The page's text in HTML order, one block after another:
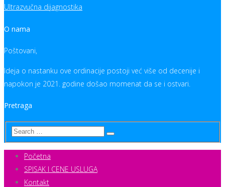
Ultrazvučna dijagnostika
O nama
Poštovani,
Ideja o nastanku ove ordinacije postoji već više od decenije i
napokon je 2021. godine došao momenat da se i ostvari.
Pretraga
Početna
SPISAK I CENE USLUGA
Kontakt